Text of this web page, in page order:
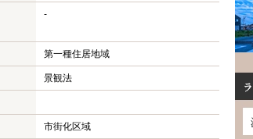
ン
て
て
高く売るポイント
仲介手数料について
-
第一種住居地域
景観法
市街化区域